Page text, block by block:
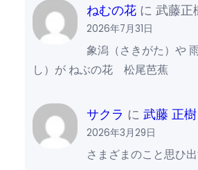
ねむの花 に武藤正
2026年7月31日
象潟（さきがた）や
し）が ねぶの花 松尾芭蕉
サクラ に武藤 正樹
2026年3月29日
さまざまのこと思ひ